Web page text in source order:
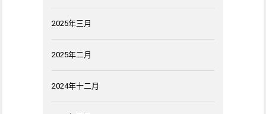
2025年三月
2025年二月
2024年十二月